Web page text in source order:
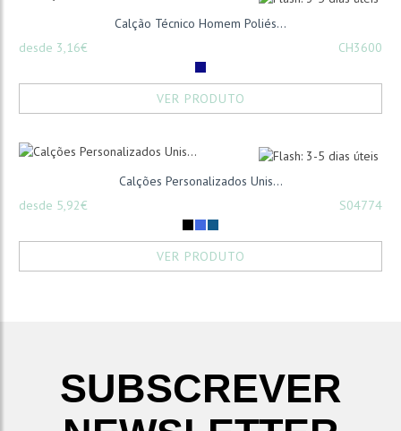
Calção Técnico Homem Poliés...
desde 3,16€
CH3600
VER PRODUTO
Calções Personalizados Unis...
desde 5,92€
S04774
VER PRODUTO
SUBSCREVER